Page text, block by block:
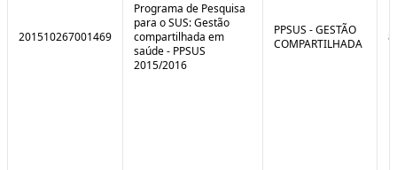
201510267001469
Programa de Pesquisa
para o SUS: Gestão
compartilhada em
saúde - PPSUS
2015/2016
PPSUS - GESTÃO
COMPARTILHADA